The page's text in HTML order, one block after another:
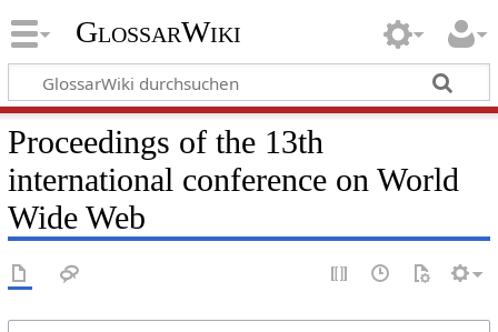
GlossarWiki
Proceedings of the 13th
international conference on World
Wide Web